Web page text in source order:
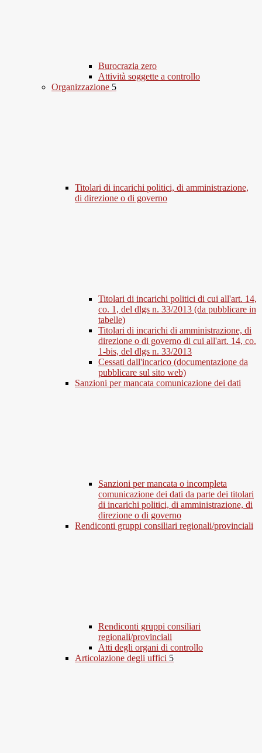
Burocrazia zero
Attività soggette a controllo
Organizzazione 5
Titolari di incarichi politici, di amministrazione,
di direzione o di governo
Titolari di incarichi politici di cui all'art. 14,
co. 1, del dlgs n. 33/2013 (da pubblicare in
tabelle)
Titolari di incarichi di amministrazione, di
direzione o di governo di cui all'art. 14, co.
1-bis, del dlgs n. 33/2013
Cessati dall'incarico (documentazione da
pubblicare sul sito web)
Sanzioni per mancata comunicazione dei dati
Sanzioni per mancata o incompleta
comunicazione dei dati da parte dei titolari
di incarichi politici, di amministrazione, di
direzione o di governo
Rendiconti gruppi consiliari regionali/provinciali
Rendiconti gruppi consiliari
regionali/provinciali
Atti degli organi di controllo
Articolazione degli uffici 5